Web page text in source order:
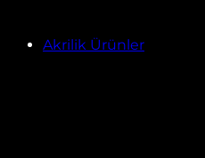
Akrilik Ürünler